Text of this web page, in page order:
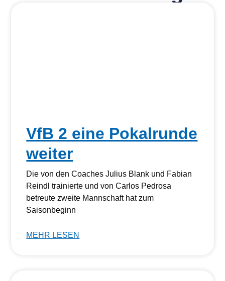
VfB 2 eine Pokalrunde
weiter
Die von den Coaches Julius Blank und Fabian
Reindl trainierte und von Carlos Pedrosa
betreute zweite Mannschaft hat zum
Saisonbeginn
MEHR LESEN